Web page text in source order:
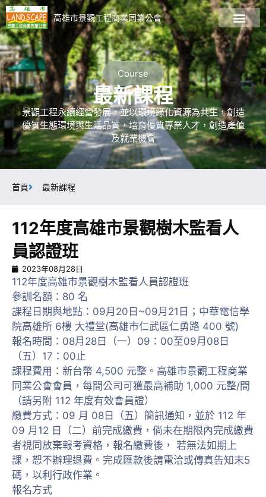
高雄市景觀工程商業同業公會
Course
最新課程
景觀工程永續經營發展，並以環境綠化資源為共生，創造
優質生態環境與生活品質，培育優質專業人才，創造產值
及就業機會
首頁 最新課程
112年度高雄市景觀樹木監看人
員認證班
2023年08月28日
112年度高雄市景觀樹木監看人員認證班
參訓名額：80 名
課程日期與地點：09月20日~09月21日；中華電信學
院高雄所 6樓 大禮堂(高雄市仁武區仁勇路 400 號)
報名時間：08月28日（一）09：00至09月08日
（五）17：00止
課程費用：新台幣 4,500 元整。高雄市景觀工程商業
同業公會會員，每間公司可獲最高補助 1,000 元整/間
（請另附 112 年度有效會員證）
繳費方式：09 月 08日（五）簡訊通知，並於 112 年
09 月12 日（二）前完成繳費，倘未在期限內完成繳費
者視同放棄報考資格，報名繳費後， 若無法如期上
課，恕不辦理退費。完成匯款後請電洽或傳真告知末5
碼，以利行政作業。
報名方式